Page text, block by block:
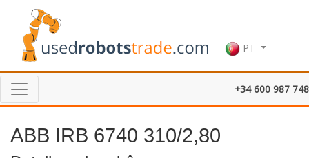
PT
+34 600 987 748
ABB IRB 6740 310/2,80